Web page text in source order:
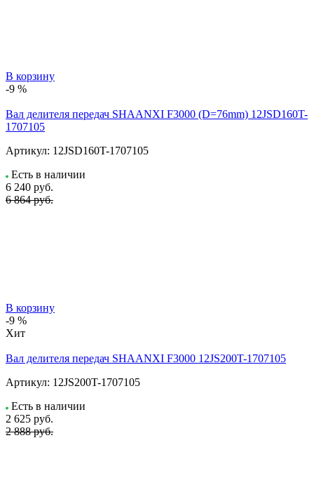
В корзину
-9 %
Вал делителя передач SHAANXI F3000 (D=76mm) 12JSD160T-
1707105
Артикул: 12JSD160T-1707105
Есть в наличии
6 240 руб.
6 864 руб.
В корзину
-9 %
Хит
Вал делителя передач SHAANXI F3000 12JS200T-1707105
Артикул: 12JS200T-1707105
Есть в наличии
2 625 руб.
2 888 руб.